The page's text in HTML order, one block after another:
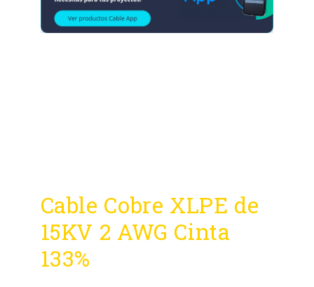
Cable Cobre XLPE de
15KV 2 AWG Cinta
133%